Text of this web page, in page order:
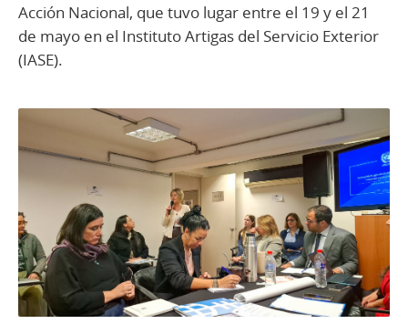
Acción Nacional, que tuvo lugar entre el 19 y el 21
de mayo en el Instituto Artigas del Servicio Exterior
(IASE).